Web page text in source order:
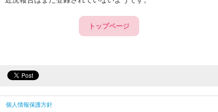
トップページ
個人情報保護方針